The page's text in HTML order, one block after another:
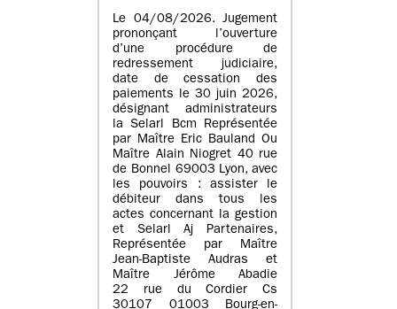
Le 04/08/2026. Jugement
prononçant l’ouverture
d’une procédure de
redressement judiciaire,
date de cessation des
paiements le 30 juin 2026,
désignant administrateurs
la Selarl Bcm Représentée
par Maître Eric Bauland Ou
Maître Alain Niogret 40 rue
de Bonnel 69003 Lyon, avec
les pouvoirs : assister le
débiteur dans tous les
actes concernant la gestion
et Selarl Aj Partenaires,
Représentée par Maître
Jean-Baptiste Audras et
Maître Jérôme Abadie
22 rue du Cordier Cs
30107 01003 Bourg-en-